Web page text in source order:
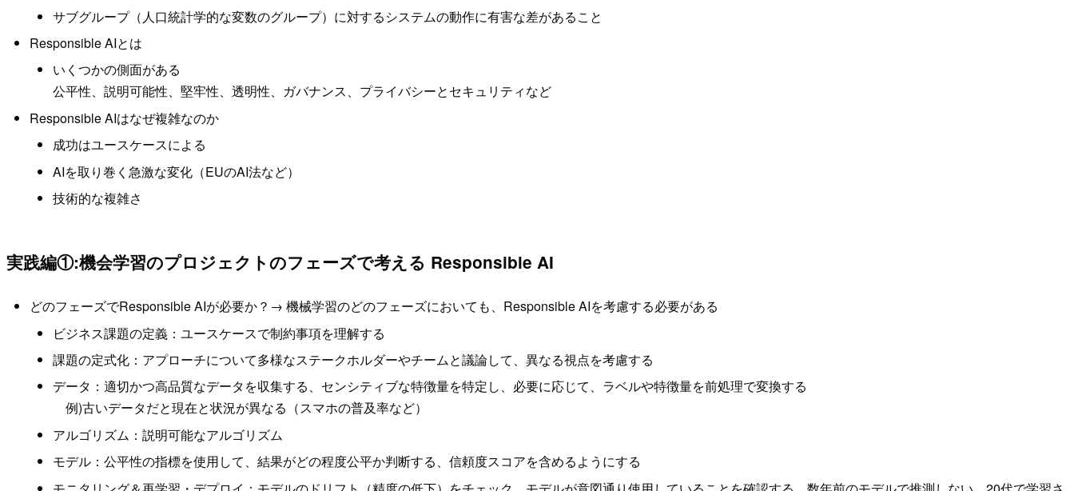
サブグループ（人口統計学的な変数のグループ）に対するシステムの動作に有害な差があること
Responsible AIとは
いくつかの側面がある
公平性、説明可能性、堅牢性、透明性、ガバナンス、プライバシーとセキュリティなど
Responsible AIはなぜ複雑なのか
成功はユースケースによる
AIを取り巻く急激な変化（EUのAI法など）
技術的な複雑さ
実践編①:機会学習のプロジェクトのフェーズで考える Responsible AI
どのフェーズでResponsible AIが必要か？→ 機械学習のどのフェーズにおいても、Responsible AIを考慮する必要がある
ビジネス課題の定義：ユースケースで制約事項を理解する
課題の定式化：アプローチについて多様なステークホルダーやチームと議論して、異なる視点を考慮する
データ：適切かつ高品質なデータを収集する、センシティブな特徴量を特定し、必要に応じて、ラベルや特徴量を前処理で変換する
例)古いデータだと現在と状況が異なる（スマホの普及率など）
アルゴリズム：説明可能なアルゴリズム
モデル：公平性の指標を使用して、結果がどの程度公平か判断する、信頼度スコアを含めるようにする